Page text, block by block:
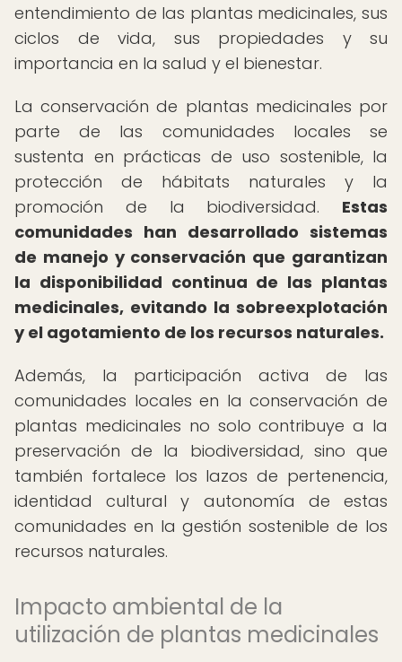
entendimiento de las plantas medicinales, sus
ciclos de vida, sus propiedades y su
importancia en la salud y el bienestar.
La conservación de plantas medicinales por
parte de las comunidades locales se
sustenta en prácticas de uso sostenible, la
protección de hábitats naturales y la
promoción de la biodiversidad. Estas
comunidades han desarrollado sistemas
de manejo y conservación que garantizan
la disponibilidad continua de las plantas
medicinales, evitando la sobreexplotación
y el agotamiento de los recursos naturales.
Además, la participación activa de las
comunidades locales en la conservación de
plantas medicinales no solo contribuye a la
preservación de la biodiversidad, sino que
también fortalece los lazos de pertenencia,
identidad cultural y autonomía de estas
comunidades en la gestión sostenible de los
recursos naturales.
Impacto ambiental de la
utilización de plantas medicinales